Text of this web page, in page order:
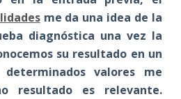
me da una idea de la
diagnóstica una vez la
su resultado en un
valores me
resultado es relevante.